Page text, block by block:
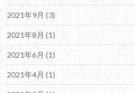
2021年9月 (3)
2021年8月 (1)
2021年6月 (1)
2021年4月 (1)